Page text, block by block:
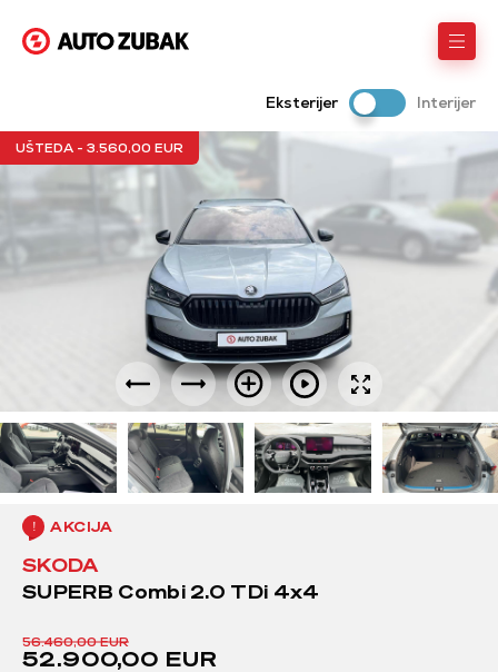
Eksterijer Interijer
UŠTEDA - 3.560,00 EUR
AKCIJA
SKODA
SUPERB Combi 2.0 TDi 4x4
56.460,00 EUR
52.900,00 EUR